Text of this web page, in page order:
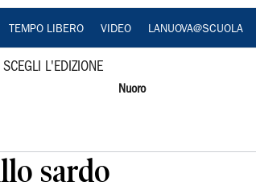
TEMPO LIBERO VIDEO LANUOVA@SCUOLA
SCEGLI L'EDIZIONE
Nuoro
sardo